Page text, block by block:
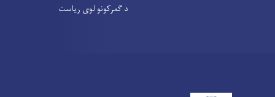
د گمرکونو لوی ریاست